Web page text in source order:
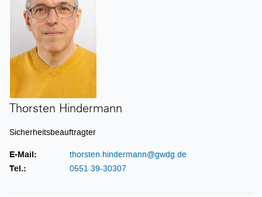
Thorsten Hindermann
Sicherheitsbeauftragter
E-Mail:
thorsten.hindermann@gwdg.de
Tel.:
0551 39-30307